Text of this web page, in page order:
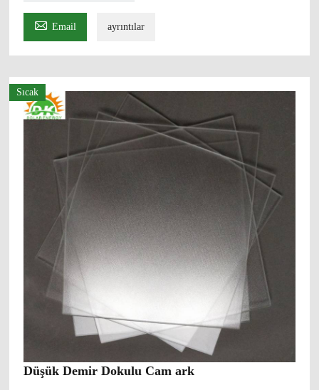
 Email ayrıntılar
Sıcak
Düşük Demir Dokulu Cam ark